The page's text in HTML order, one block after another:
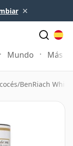
×
Mundo Más
/BenRiach